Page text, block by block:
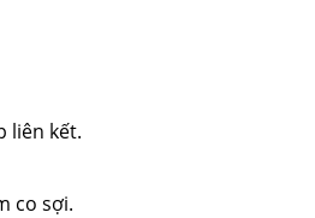
liên kết.
co sợi.